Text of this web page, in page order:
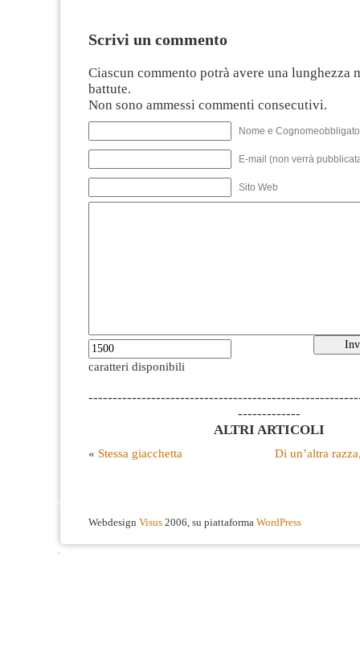
Scrivi un commento
Ciascun commento potrà avere una lunghezza
battute.
Non sono ammessi commenti consecutivi.
Nome e
E-mail (non verrà
Sito Web
caratteri disponibili
-------------
ALTRI ARTICOLI
« Stessa giacchetta Di un’altra
Webdesign Visus 2006, su piattaforma WordPress